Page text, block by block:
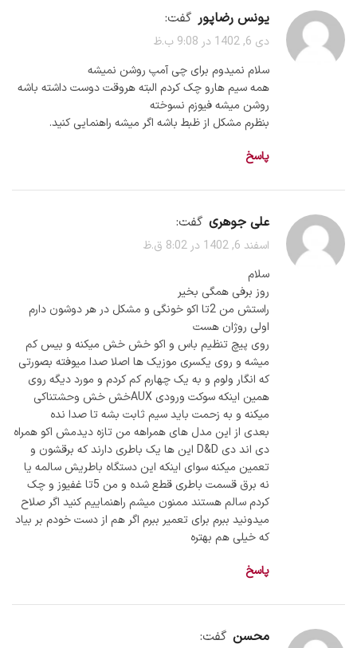
یونس رضاپور گفت:
دی 6, 1402 در 9:08 ب.ظ
سلام نمیدوم برای چی آمپ روشن نمیشه
همه سیم هارو چک کردم البته هروقت دوست داشته باشه
روشن میشه فیوزم نسوخته
بنظرم مشکل از ظبط باشه اگر میشه راهنمایی کنید.
پاسخ
علی جوهری گفت:
اسفند 6, 1402 در 8:02 ق.ظ
سلام
روز برفی همگی بخیر
راستش من 2تا اکو خونگی و مشکل در هر دوشون دارم
اولی روژان هست
روی پیچ تنظیم باس و اکو خش خش میکنه و بیس کم
میشه و روی یکسری موزیک ها اصلا صدا میوفته بصورتی
که انگار ولوم و به یک چهارم کم کردم و مورد دیگه روی
همین اینکه سوکت ورودی AUXخش خش وحشتناکی
میکنه و به زحمت باید سیم ثابت بشه تا صدا نده
بعدی از این مدل های همراهه من تازه دیدمش اکو همراه
دی اند دی D&D این ها یک باطری دارند که برقشون و
تعمین میکنه سوای اینکه این دستگاه باطریش سالمه یا
نه برق قسمت باطری قطع شده و من 5تا غفیوز و چک
کردم سالم هستند ممنون میشم راهنماییم کنید اگر صلاح
میدونید ببرم برای تعمیر ببرم اگر هم از دست خودم بر بیاد
که خیلی هم بهتره
پاسخ
محسن گفت: